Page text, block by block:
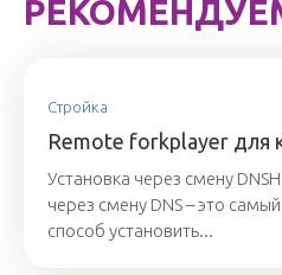
Стройка
Remote forkplayer для
Установка через смену
через смену DNS – это
способ установить...